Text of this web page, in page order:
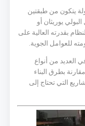
يتكون من طبقتين
يوريثان أو
بقدرته العالية على
للعوامل الجوية.
العديد من أنواع
بطرق البناء
التي تحتاج إلى